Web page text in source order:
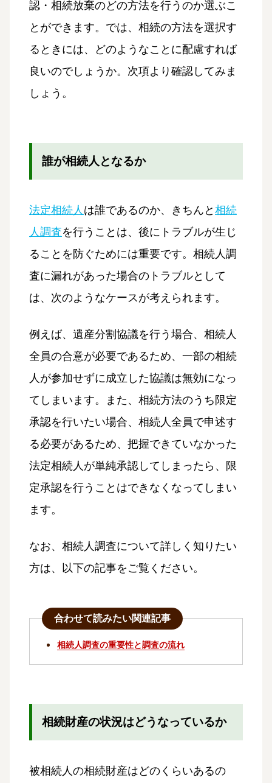
認・相続放棄のどの方法を行うのか選ぶこ
とができます。では、相続の方法を選択す
るときには、どのようなことに配慮すれば
良いのでしょうか。次項より確認してみま
しょう。
誰が相続人となるか
法定相続人 は誰であるのか、きちんと 相続
人調査を行うことは、後にトラブルが生じ
ることを防ぐためには重要です。相続人調
査に漏れがあった場合のトラブルとして
は、次のようなケースが考えられます。
例えば、遺産分割協議を行う場合、相続人
全員の合意が必要であるため、一部の相続
人が参加せずに成立した協議は無効になっ
てしまいます。また、相続方法のうち限定
承認を行いたい場合、相続人全員で申述す
る必要があるため、把握できていなかった
法定相続人が単純承認してしまったら、限
定承認を行うことはできなくなってしまい
ます。
なお、相続人調査について詳しく知りたい
方は、以下の記事をご覧ください。
合わせて読みたい関連記事
相続人調査の重要性と調査の流れ
相続財産の状況はどうなっているか
被相続人の相続財産はどのくらいあるの